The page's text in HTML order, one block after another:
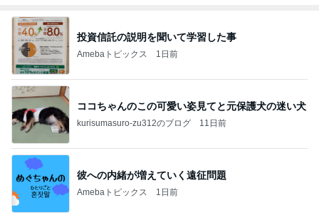
投資信託の説明を聞いて学習した事
Amebaトピックス 1日前
ココちゃんのこの可愛い姿見てと元保護犬の迷い犬
kurisumasuro-zu312のブログ 11日前
彼への内緒が増えていく遠征問題
Amebaトピックス 1日前